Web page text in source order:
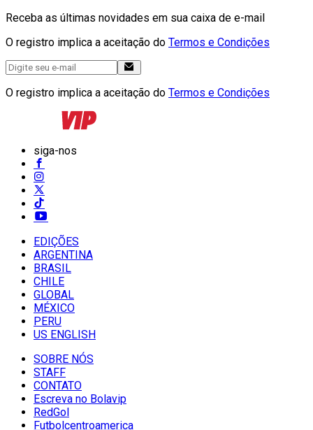
Receba as últimas novidades em sua caixa de e-mail
O registro implica a aceitação do Termos e Condições
O registro implica a aceitação do Termos e Condições
siga-nos
EDIÇÕES
ARGENTINA
BRASIL
CHILE
GLOBAL
MÉXICO
PERU
US ENGLISH
SOBRE NÓS
STAFF
CONTATO
Escreva no Bolavip
RedGol
Futbolcentroamerica